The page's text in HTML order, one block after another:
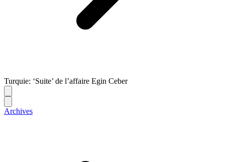
Turquie: ‘Suite’ de l’affaire Egin Ceber
Archives